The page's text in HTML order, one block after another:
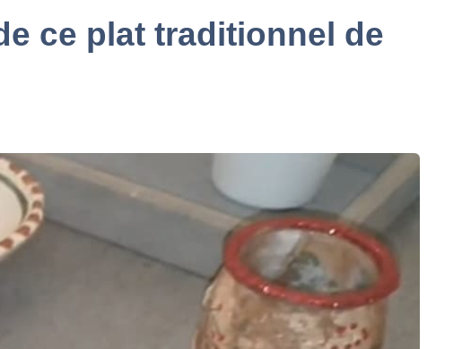
ce plat traditionnel de